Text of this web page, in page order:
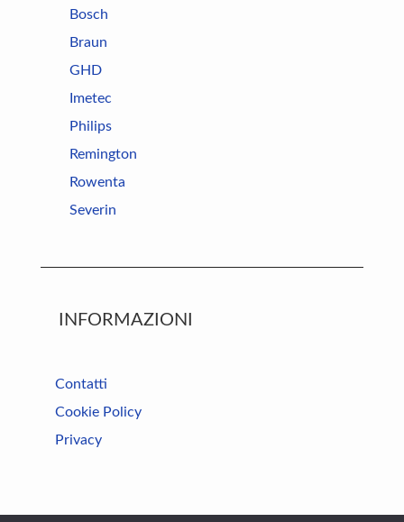
Bosch
Braun
GHD
Imetec
Philips
Remington
Rowenta
Severin
INFORMAZIONI
Contatti
Cookie Policy
Privacy